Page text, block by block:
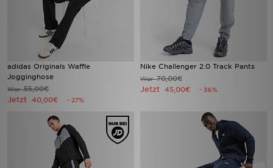
adidas Originals Waffle
Jogginghose
War55,00€
Jetzt 40,00€ - 27%
Nike Challenger 2.0 Track Pants
War70,00€
Jetzt 45,00€ - 36%